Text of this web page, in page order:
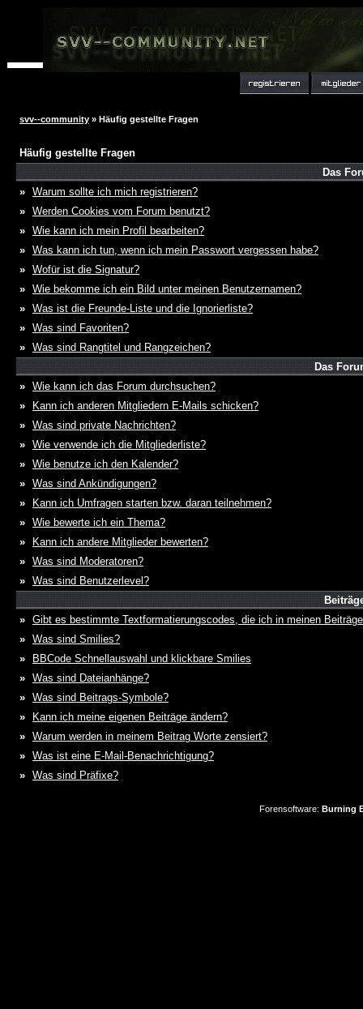
svv--community » Häufig gestellte Fragen
Häufig gestellte Fragen
Das
» Warum sollte ich mich registrieren?
» Werden Cookies vom Forum benutzt?
» Wie kann ich mein Profil bearbeiten?
» Was kann ich tun, wenn ich mein Passwort vergessen habe?
» Wofür ist die Signatur?
» Wie bekomme ich ein Bild unter meinen Benutzernamen?
» Was ist die Freunde-Liste und die Ignorierliste?
» Was sind Favoriten?
» Was sind Rangtitel und Rangzeichen?
Das
» Wie kann ich das Forum durchsuchen?
»
Kann ich anderen Mitgliedern E-Mails schicken?
» Was sind private Nachrichten?
» Wie verwende ich die Mitgliederliste?
» Wie benutze ich den Kalender?
» Was sind Ankündigungen?
»
Kann ich Umfragen starten bzw. daran teilnehmen?
» Wie bewerte ich ein Thema?
»
Kann ich andere Mitglieder bewerten?
» Was sind Moderatoren?
» Was sind Benutzerlevel?
» Gibt es bestimmte Textformatierungscodes, die ich in meinen
» Was sind Smilies?
»
BBCode Schnellauswahl und klickbare Smilies
» Was sind Dateianhänge?
» Was sind Beitrags-Symbole?
»
Kann ich meine eigenen Beiträge ändern?
» Warum werden in meinem Beitrag Worte zensiert?
» Was ist eine E-Mail-Benachrichtigung?
» Was sind Präfixe?
Forensoftware: Burning